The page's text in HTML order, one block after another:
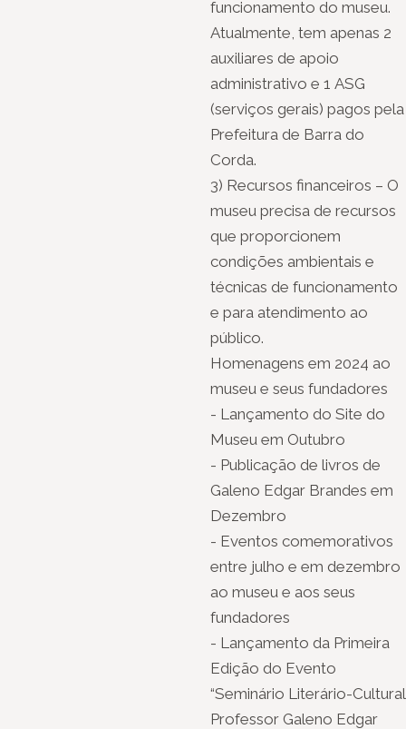
funcionamento do museu.
Atualmente, tem apenas 2
auxiliares de apoio
administrativo e 1 ASG
(serviços gerais) pagos pela
Prefeitura de Barra do
Corda.
3) Recursos financeiros – O
museu precisa de recursos
que proporcionem
condições ambientais e
técnicas de funcionamento
e para atendimento ao
público.
Homenagens em 2024 ao
museu e seus fundadores
- Lançamento do Site do
Museu em Outubro
- Publicação de livros de
Galeno Edgar Brandes em
Dezembro
- Eventos comemorativos
entre julho e em dezembro
ao museu e aos seus
fundadores
- Lançamento da Primeira
Edição do Evento
“Seminário Literário-Cultural
Professor Galeno Edgar